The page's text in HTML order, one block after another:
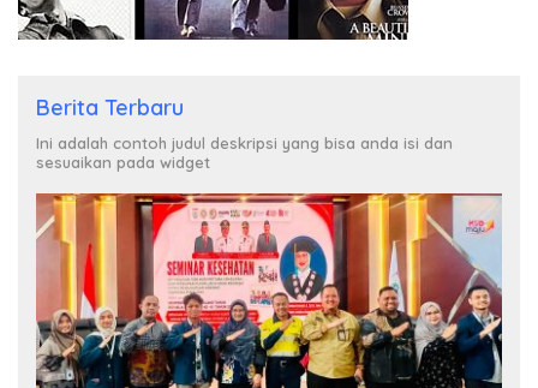
Berita Terbaru
Ini adalah contoh judul deskripsi yang bisa anda isi dan
sesuaikan pada widget